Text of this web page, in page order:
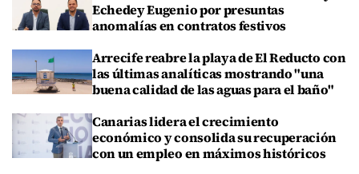
Echedey Eugenio por presuntas
anomalías en contratos festivos
Arrecife reabre la playa de El Reducto con
las últimas analíticas mostrando "una
buena calidad de las aguas para el baño"
Canarias lidera el crecimiento
económico y consolida su recuperación
con un empleo en máximos históricos